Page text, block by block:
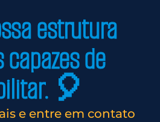
estrutura
de
🎈
e entre em contato